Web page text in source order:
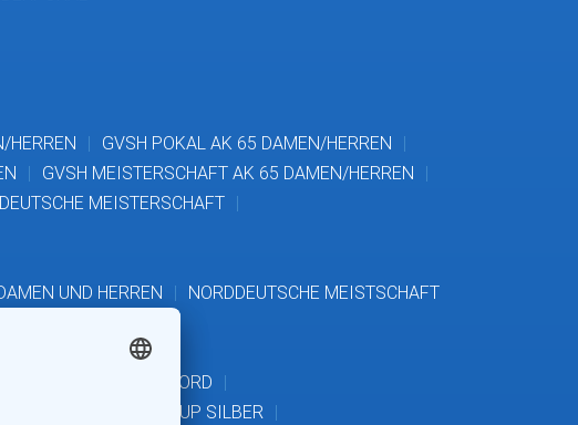
HERREN
GVSH POKAL AK 65 DAMEN/HERREN
GVSH MEISTERSCHAFT AK 65 DAMEN/HERREN
MEISTERSCHAFT
UND HERREN
NORDDEUTSCHE MEISTSCHAFT
REGION NORD
GVSH TALENT-CUP SILBER